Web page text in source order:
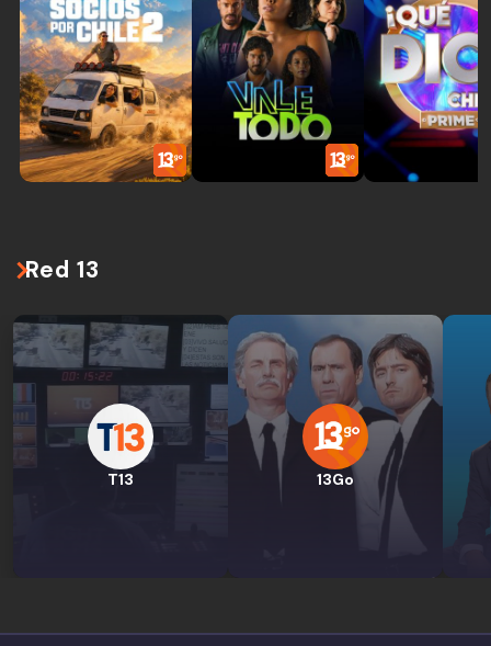
Red 13
T13 13Go